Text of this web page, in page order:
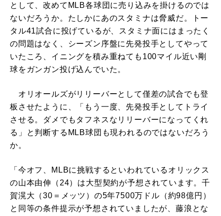
として、改めてMLB各球団に売り込みを掛けるのでは
ないだろうか。たしかにあのスタミナは脅威だ。トー
タル41試合に投げているが、スタミナ面にはまったく
の問題はなく、シーズン序盤に先発投手としてやって
いたころ、イニングを積み重ねても100マイル近い剛
球をガンガン投げ込んでいた。
オリオールズがリリーバーとして僅差の試合でも登
板させたように、「もう一度、先発投手としてトライ
させる。ダメでもタフネスなリリーバーになってくれ
る」と判断するMLB球団も現われるのではないだろう
か。
「今オフ、MLBに挑戦するといわれているオリックス
の山本由伸（24）は大型契約が予想されています。千
賀滉大（30＝メッツ）の5年7500万ドル（約98億円）
と同等の条件提示が予想されていましたが、藤浪とな